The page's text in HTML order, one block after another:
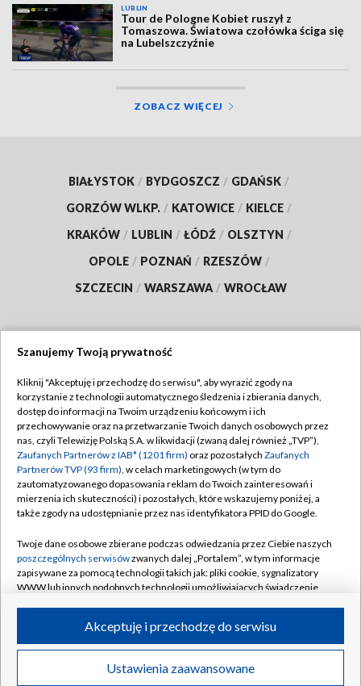
LUBLIN
Tour de Pologne Kobiet ruszył z
Tomaszowa. Światowa czołówka ściga się
na Lubelszczyźnie
ZOBACZ WIĘCEJ
BIAŁYSTOK / BYDGOSZCZ / GDAŃSK /
GORZÓW WLKP. / KATOWICE / KIELCE /
KRAKÓW / LUBLIN / ŁÓDŹ / OLSZTYN /
OPOLE / POZNAŃ / RZESZÓW /
SZCZECIN / WARSZAWA / WROCŁAW
TVP
Abonament TVP
Emisja w TVP
Centrum informacji TVP
Naziemna Telewizja Cyfrowa
Rada Programowa
System NOS
Informacje o nadawcy
Program dla prasy
Regulamin TVP
Polityka prywatności
Moje zgody
Pomoc
Kontakt
Kanały
©2026 Telewizja Polska S.A. w likwidacji
Szanujemy Twoją prywatność
Kliknij "Akceptuję i przechodzę do serwisu", aby wyrazić zgody na
korzystanie z technologii automatycznego śledzenia i zbierania danych,
dostęp do informacji na Twoim urządzeniu końcowym i ich
przechowywanie oraz na przetwarzanie Twoich danych osobowych przez
nas, czyli Telewizję Polską S.A. w likwidacji (zwaną dalej również „TVP”),
Zaufanych Partnerów z IAB* (1201 firm) oraz pozostałych Zaufanych
Partnerów TVP (93 firm), w celach marketingowych (w tym do
zautomatyzowanego dopasowania reklam do Twoich zainteresowań i
mierzenia ich skuteczności) i pozostałych, które wskazujemy poniżej, a
także zgody na udostępnianie przez nas identyfikatora PPID do Google.
Twoje dane osobowe zbierane podczas odwiedzania przez Ciebie naszych
poszczególnych serwisówzwanych dalej „Portalem”, w tym informacje
zapisywane za pomocą technologii takich jak: pliki cookie, sygnalizatory
WWW lub innych podobnych technologii umożliwiających świadczenie
ruchu w Internecie.
Twoje dane osobowe zbierane podczas odwiedzania przez Ciebie
poszczególnych serwisówna Portalu, takie jak adresy IP, identyfikatory
Ustawienia zaawansowane
Akceptuję i przechodzę do serwisu